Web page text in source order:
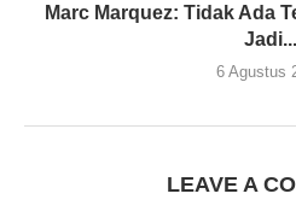
Marc Marquez: Tidak Ada
Jadi...
6 Agustus
LEAVE A